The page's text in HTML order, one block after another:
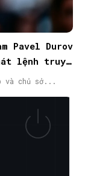
Pavel Durov
lệnh truy
và chủ sở...